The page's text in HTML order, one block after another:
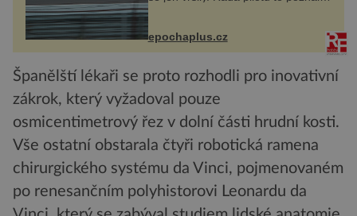
na vlastní kůži, často s trvalými
následky nebo bohužel i ztrátou
života. Dnes nepochopiteln...
epochaplus.cz
Španělští lékaři se proto rozhodli pro inovativní
zákrok, který vyžadoval pouze
osmicentimetrový řez v dolní části hrudní kosti.
Vše ostatní obstarala čtyři robotická ramena
chirurgického systému da Vinci, pojmenovaném
po renesančním polyhistorovi Leonardu da